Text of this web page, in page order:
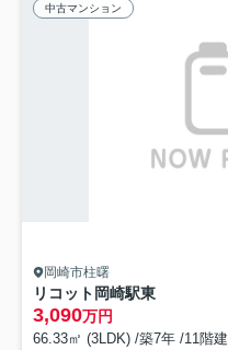
中古マンション
岡崎市柱曙
リコット岡崎駅東
3,090万円
66.33㎡ (3LDK) /築7年 /11階建